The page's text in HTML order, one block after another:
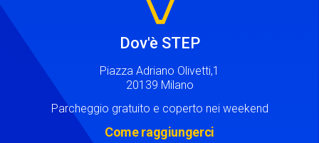
Dov'è STEP
Piazza Adriano Olivetti,1
20139 Milano
Parcheggio gratuito e coperto nei weekend
Come raggiungerci